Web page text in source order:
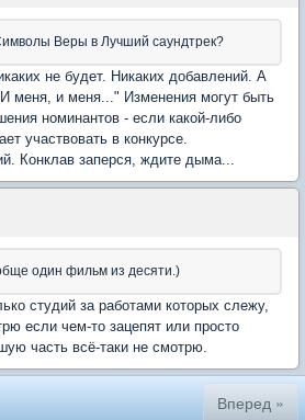
Веры в Лучший саундтрек?
не будет. Никаких добавлений. А
меня, и меня..." Изменения могут быть
номинантов - если какой-либо
участвовать в конкурсе.
Конклав заперся, ждите дыма...
один фильм из десяти.)
студий за работами которых слежу,
если чем-то зацепят или просто
часть всё-таки не смотрю.
Вперед »